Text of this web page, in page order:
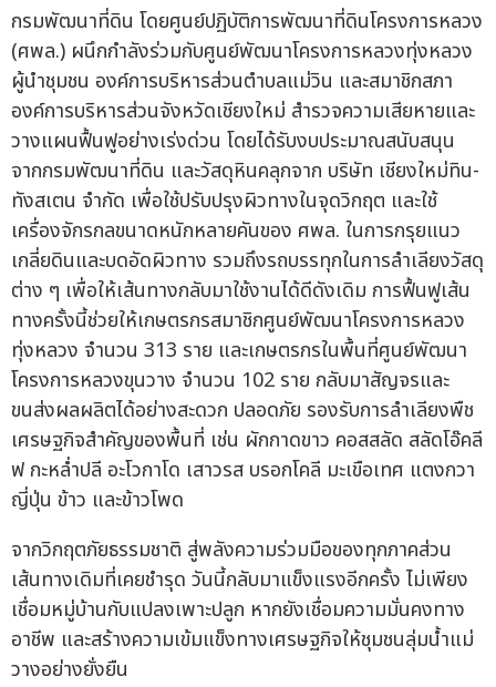
กรมพัฒนาที่ดิน โดยศูนย์ปฏิบัติการพัฒนาที่ดินโครงการหลวง
(ศพล.) ผนึกกำลังร่วมกับศูนย์พัฒนาโครงการหลวงทุ่งหลวง
ผู้นำชุมชน องค์การบริหารส่วนตำบลแม่วิน และสมาชิกสภา
องค์การบริหารส่วนจังหวัดเชียงใหม่ สำรวจความเสียหายและ
วางแผนฟื้นฟูอย่างเร่งด่วน โดยได้รับงบประมาณสนับสนุน
จากกรมพัฒนาที่ดิน และวัสดุหินคลุกจาก บริษัท เชียงใหม่ทิน-
ทังสเตน จำกัด เพื่อใช้ปรับปรุงผิวทางในจุดวิกฤต และใช้
เครื่องจักรกลขนาดหนักหลายคันของ ศพล. ในการกรุยแนว
เกลี่ยดินและบดอัดผิวทาง รวมถึงรถบรรทุกในการลำเลียงวัสดุ
ต่าง ๆ เพื่อให้เส้นทางกลับมาใช้งานได้ดีดังเดิม การฟื้นฟูเส้น
ทางครั้งนี้ช่วยให้เกษตรกรสมาชิกศูนย์พัฒนาโครงการหลวง
ทุ่งหลวง จำนวน 313 ราย และเกษตรกรในพื้นที่ศูนย์พัฒนา
โครงการหลวงขุนวาง จำนวน 102 ราย กลับมาสัญจรและ
ขนส่งผลผลิตได้อย่างสะดวก ปลอดภัย รองรับการลำเลียงพืช
เศรษฐกิจสำคัญของพื้นที่ เช่น ผักกาดขาว คอสสลัด สลัดโอ๊คลี
ฟ กะหล่ำปลี อะโวกาโด เสาวรส บรอกโคลี มะเขือเทศ แตงกวา
ญี่ปุ่น ข้าว และข้าวโพด
จากวิกฤตภัยธรรมชาติ สู่พลังความร่วมมือของทุกภาคส่วน
เส้นทางเดิมที่เคยชำรุด วันนี้กลับมาแข็งแรงอีกครั้ง ไม่เพียง
เชื่อมหมู่บ้านกับแปลงเพาะปลูก หากยังเชื่อมความมั่นคงทาง
อาชีพ และสร้างความเข้มแข็งทางเศรษฐกิจให้ชุมชนลุ่มน้ำแม่
วางอย่างยั่งยืน